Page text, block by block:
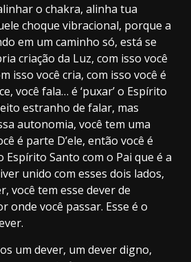
o chakra, alinha tua
choque vibracional, porque a
em um caminho só, está se
criação da Luz, com isso você
isso você cria, com isso você é
você fala… é ‘puxar’ o Espírito
estranho de falar, mas
autonomia, você tem uma
é parte D’ele, então você é
Espírito Santo com o Pai que é a
unido com esses dois lados,
você tem esse dever de
onde você passar. Esse é o
um dever, um dever digno,